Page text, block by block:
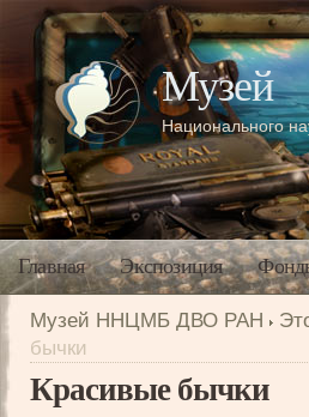
Музей
Национального
Главная Экспозиция
Музей ННЦМБ ДВО РАН
бычки
Красивые бычки